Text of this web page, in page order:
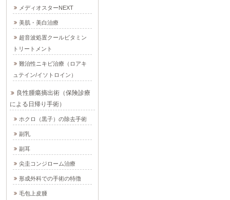
メディオスターNEXT
美肌・美白治療
超音波処置クールビタミン
トリートメント
難治性ニキビ治療（ロアキ
ュテイン/イソトロイン）
良性腫瘍摘出術（保険診療
による日帰り手術）
ホクロ（黒子）の除去手術
副乳
副耳
尖圭コンジローム治療
形成外科での手術の特徴
毛包上皮腫